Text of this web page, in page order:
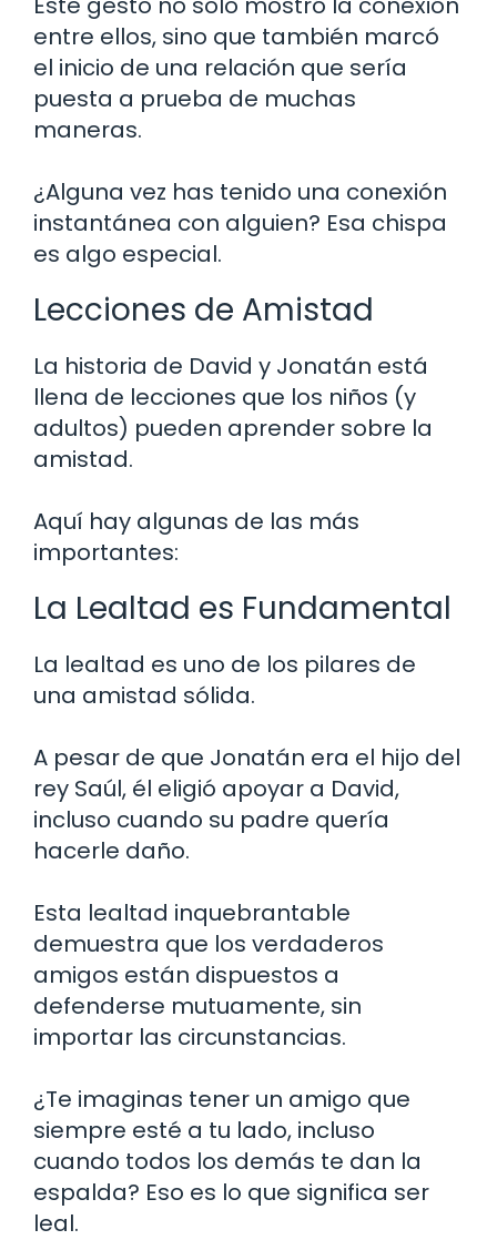
entre ellos, sino que también marcó
el inicio de una relación que sería
puesta a prueba de muchas
maneras.
¿Alguna vez has tenido una conexión
instantánea con alguien? Esa chispa
es algo especial.
Lecciones de Amistad
La historia de David y Jonatán está
llena de lecciones que los niños (y
adultos) pueden aprender sobre la
amistad.
Aquí hay algunas de las más
importantes:
La Lealtad es Fundamental
La lealtad es uno de los pilares de
una amistad sólida.
A pesar de que Jonatán era el hijo del
rey Saúl, él eligió apoyar a David,
incluso cuando su padre quería
hacerle daño.
Esta lealtad inquebrantable
demuestra que los verdaderos
amigos están dispuestos a
defenderse mutuamente, sin
importar las circunstancias.
¿Te imaginas tener un amigo que
siempre esté a tu lado, incluso
cuando todos los demás te dan la
espalda? Eso es lo que significa ser
leal.